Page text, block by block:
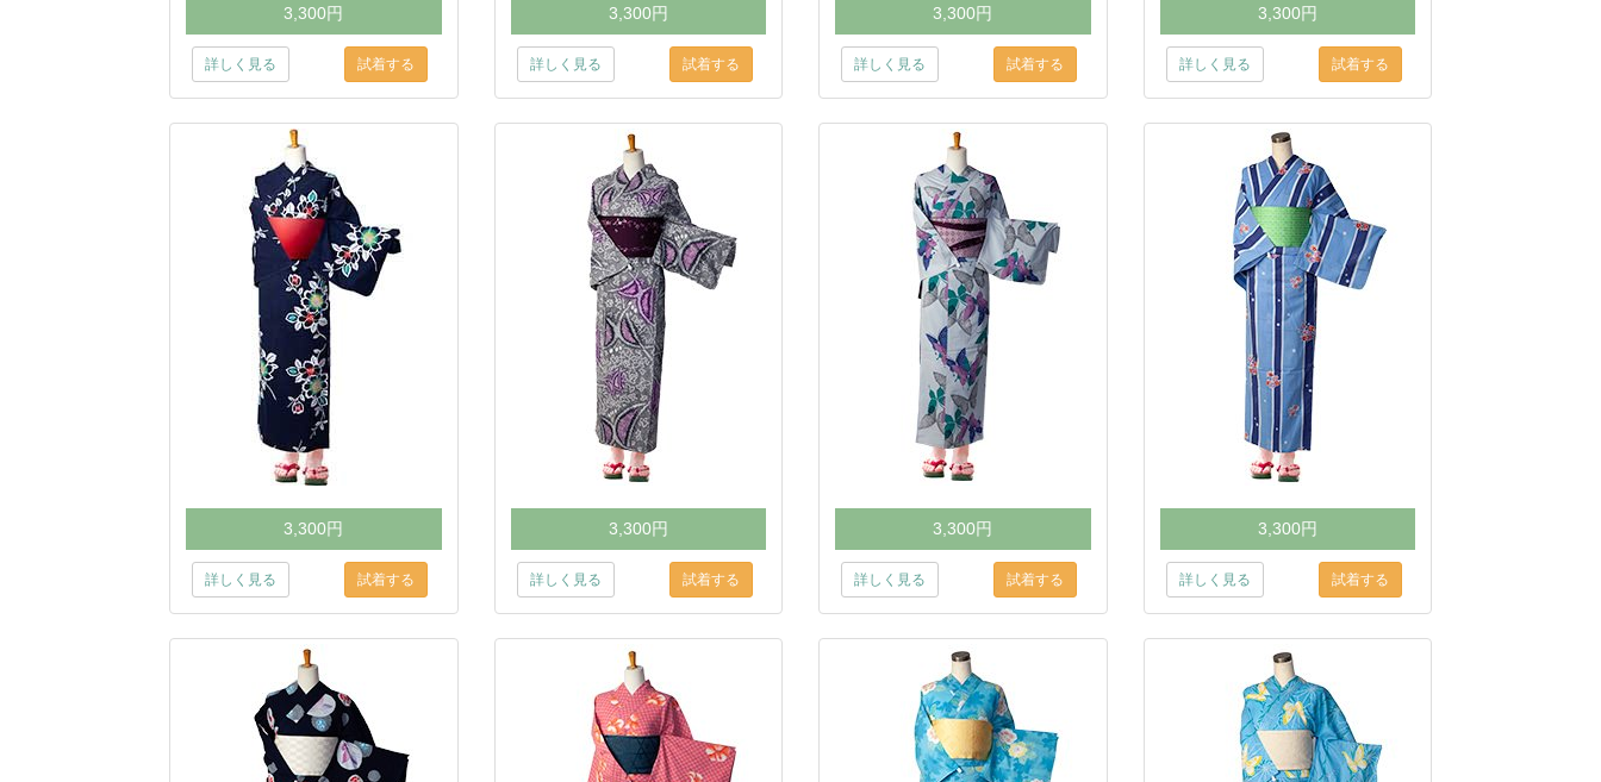
3,300円
詳しく見る
3,300円
詳しく見る
3,300円
詳しく見る
3,300円
詳しく見る
3,300円
詳しく見る
3,300円
詳しく見る
3,300円
詳しく見る
3,300円
詳しく見る